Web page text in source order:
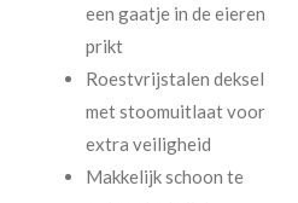
een gaatje in de eieren
prikt
Roestvrijstalen deksel
met stoomuitlaat voor
extra veiligheid
Makkelijk schoon te